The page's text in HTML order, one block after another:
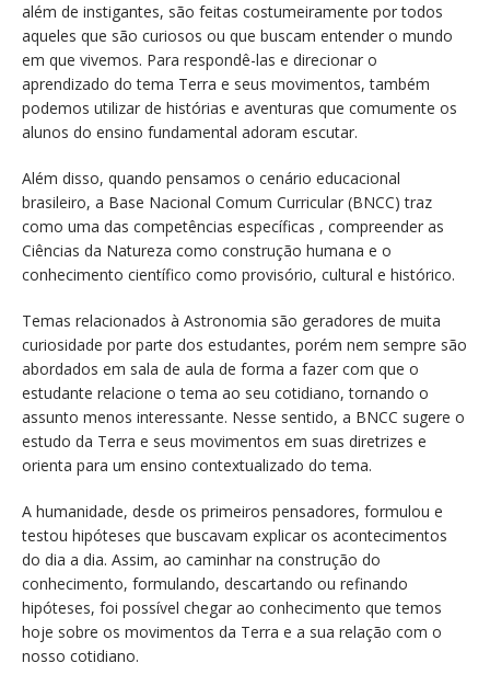
além de instigantes, são feitas costumeiramente por todos
aqueles que são curiosos ou que buscam entender o mundo
em que vivemos. Para respondê-las e direcionar o
aprendizado do tema Terra e seus movimentos, também
podemos utilizar de histórias e aventuras que comumente os
alunos do ensino fundamental adoram escutar.
Além disso, quando pensamos o cenário educacional
brasileiro, a Base Nacional Comum Curricular (BNCC) traz
como uma das competências específicas , compreender as
Ciências da Natureza como construção humana e o
conhecimento científico como provisório, cultural e histórico.
Temas relacionados à Astronomia são geradores de muita
curiosidade por parte dos estudantes, porém nem sempre são
abordados em sala de aula de forma a fazer com que o
estudante relacione o tema ao seu cotidiano, tornando o
assunto menos interessante. Nesse sentido, a BNCC sugere o
estudo da Terra e seus movimentos em suas diretrizes e
orienta para um ensino contextualizado do tema.
A humanidade, desde os primeiros pensadores, formulou e
testou hipóteses que buscavam explicar os acontecimentos
do dia a dia. Assim, ao caminhar na construção do
conhecimento, formulando, descartando ou refinando
hipóteses, foi possível chegar ao conhecimento que temos
hoje sobre os movimentos da Terra e a sua relação com o
nosso cotidiano.